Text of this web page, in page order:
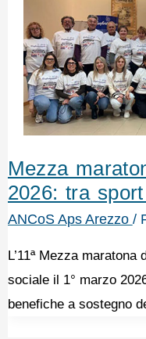
Mezza
2026: tra
ANCoS Aps Arezzo /
L’11ª Mezza
sociale il 1° marzo
benefiche a sostegno